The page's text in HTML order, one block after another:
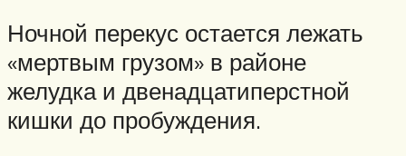
Ночной перекус остается лежать
«мертвым грузом» в районе
желудка и двенадцатиперстной
кишки до пробуждения.